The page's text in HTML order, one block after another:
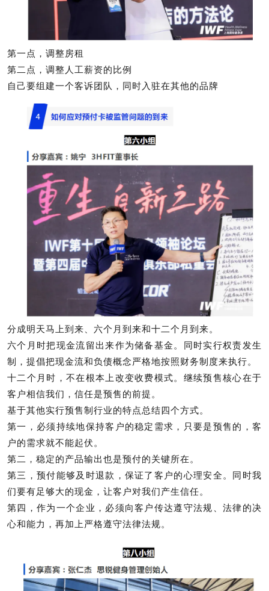
第一点，调整房租
第二点，调整人工薪资的比例
自己要组建一个客诉团队，同时入驻在其他的品牌
分成明天马上到来、六个月到来和十二个月到来。
六个月时把现金流留出来作为储备基金。同时实行权责发生
制，提倡把现金流和负债概念严格地按照财务制度来执行。
十二个月时，不在根本上改变收费模式。继续预售核心在于
客户相信我们，信任是预售的前提。
基于其他实行预售制行业的特点总结四个方式。
第一，必须持续地保持客户的稳定需求，只要是预售的，客
户的需求就不能起伏。
第二，稳定的产品输出也是预付的关键所在。
第三，预付能够及时退款，保证了客户的心理安全。同时我
们要有足够大的现金，让客户对我们产生信任。
第四，作为一个企业，必须向客户传达遵守法规、法律的决
心和能力，再加上严格遵守法律法规。